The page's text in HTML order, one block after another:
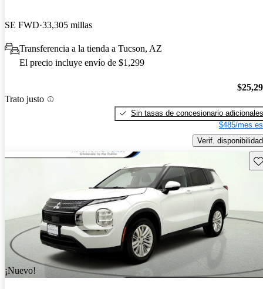
SE FWD 33,305 millas
Transferencia a la tienda a Tucson, AZ
El precio incluye envío de $1,299
Trato justo
Sin tasas de concesionario adicionales
$485/mes
Verif. disponibilidad
¡Nuevo!